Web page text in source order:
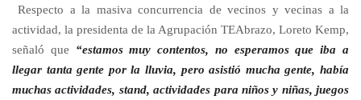
Respecto a la masiva concurrencia de vecinos y vecinas a la
actividad, la presidenta de la Agrupación TEAbrazo, Loreto Kemp,
señaló que “estamos muy contentos, no esperamos que iba a
llegar tanta gente por la lluvia, pero asistió mucha gente, había
muchas actividades, stand, actividades para niños y niñas, juegos